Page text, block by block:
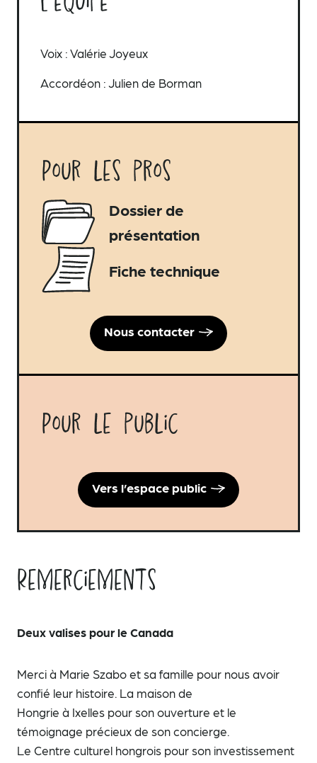
Voix : Valérie Joyeux
Accordéon : Julien de Borman
Pour les pros
Dossier de
présentation
Fiche technique
Nous contacter
Pour le public
Vers l’espace public
Remerciements
Deux valises pour le Canada
Merci à Marie Szabo et sa famille pour nous avoir
confié leur histoire. La maison de
Hongrie à Ixelles pour son ouverture et le
témoignage précieux de son concierge.
Le Centre culturel hongrois pour son investissement